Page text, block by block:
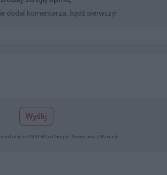
dodał komentarza, bądź pierwszy!
Wyślij
dzięki reCAPTCHA od Google: Prywatność| Warunki